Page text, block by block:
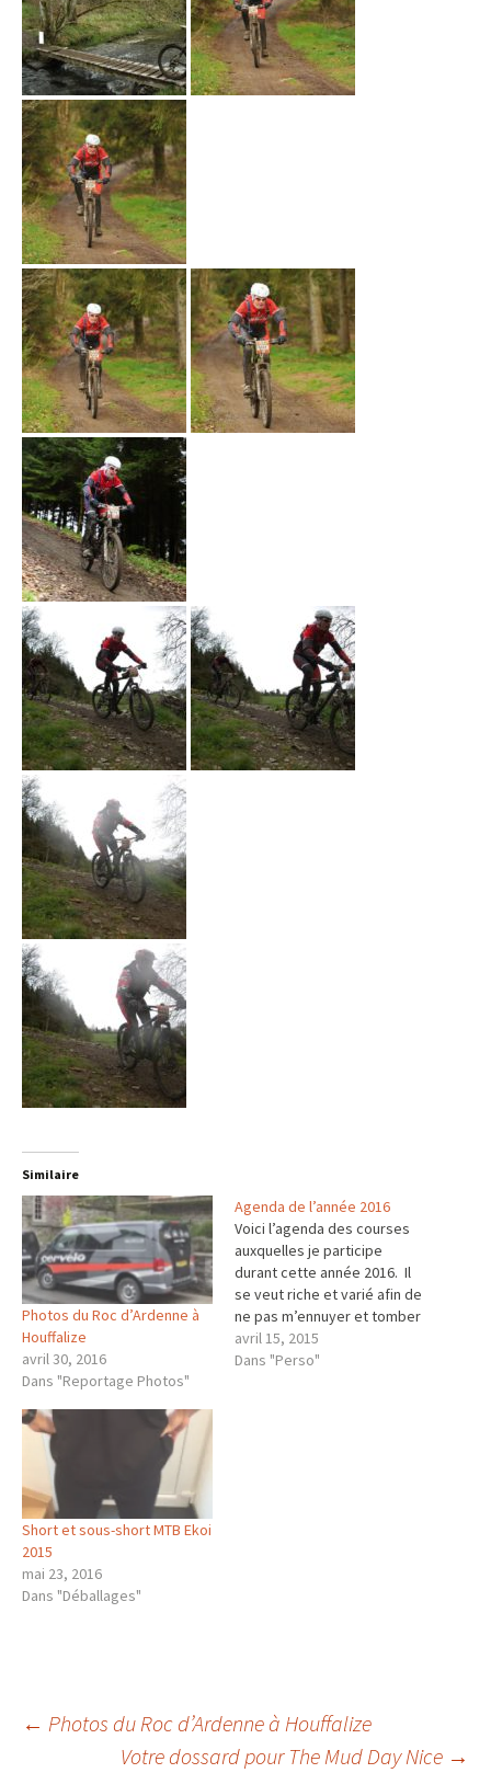
Similaire
Photos du Roc d’Ardenne à
Houffalize
avril 30, 2016
Dans "Reportage Photos"
Agenda de l’année 2016
Voici l’agenda des courses
auxquelles je participe
durant cette année 2016. Il
se veut riche et varié afin de
ne pas m’ennuyer et tomber
dans la routine. Le tout avec
une dose de Fun. En cliquant
avril 15, 2015
Dans "Perso"
Short et sous-short MTB Ekoi
2015
mai 23, 2016
Dans "Déballages"
Navigation
← Photos du Roc d’Ardenne à Houffalize
Votre dossard pour The Mud Day Nice →